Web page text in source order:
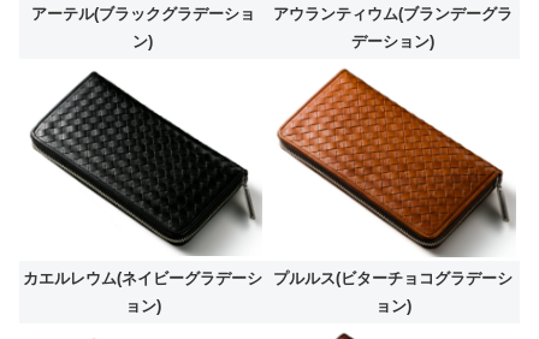
アーテル(ブラックグラデーショ
ン)
アウランティウム(ブランデーグラ
デーション)
カエルレウム(ネイビーグラデーシ
ョン)
プルルス(ビターチョコグラデーシ
ョン)